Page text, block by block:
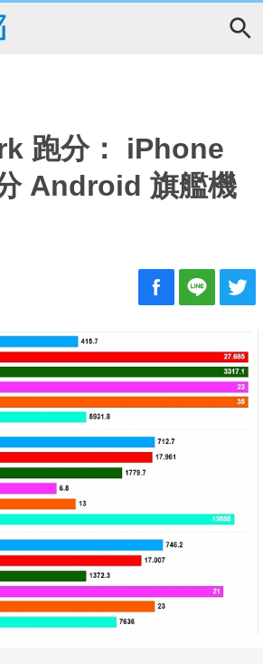
跑分： iPhone
Android 旗艦機